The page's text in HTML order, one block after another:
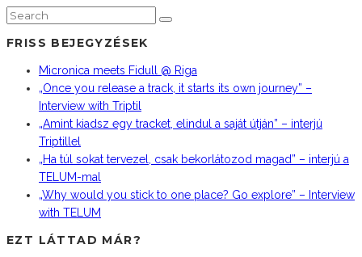
FRISS BEJEGYZÉSEK
Micronica meets Fidull @ Riga
„Once you release a track, it starts its own journey” –
Interview with Triptil
„Amint kiadsz egy tracket, elindul a saját útján” – interjú
Triptillel
„Ha túl sokat tervezel, csak bekorlátozod magad” – interjú a
TELUM-mal
„Why would you stick to one place? Go explore” – Interview
with TELUM
EZT LÁTTAD MÁR?